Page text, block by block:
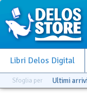
Libri Delos Digital
Sfoglia per Ultimi